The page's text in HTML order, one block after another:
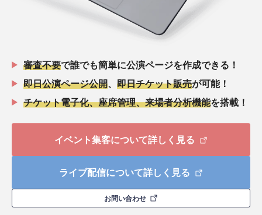
審査不要で誰でも簡単に公演ページを作成できる！
即日公演ページ公開
即日チケット販売が可能！
チケット電子化、座席管理、来場者分析機能を搭載！
イベント集客について詳しく見る
ライブ配信について詳しく見る
お問い合わせ